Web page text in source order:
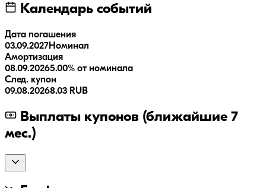
Календарь событий
Дата погашения
03.09.2027Номинал
Амортизация
08.09.20265.00% от номинала
След. купон
09.08.20268.03 RUB
Выплаты купонов (ближайшие 7
мес.)